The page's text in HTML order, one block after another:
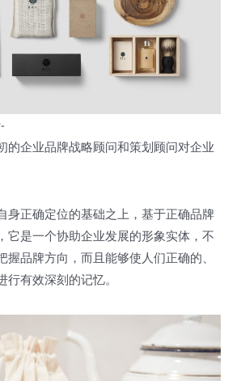
的企业品牌战略顾问和策划顾问对企业
身正确定位的基础之上，基于正确品牌
它是一个协助企业发展的形象实体，不
握品牌方向，而且能够使人们正确的、
有效深刻的记忆。